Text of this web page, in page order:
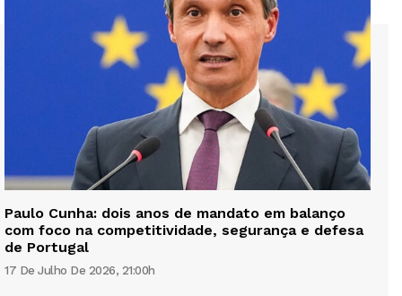
Paulo Cunha: dois anos de mandato em balanço
com foco na competitividade, segurança e defesa
de Portugal
17 De Julho De 2026, 21:00h